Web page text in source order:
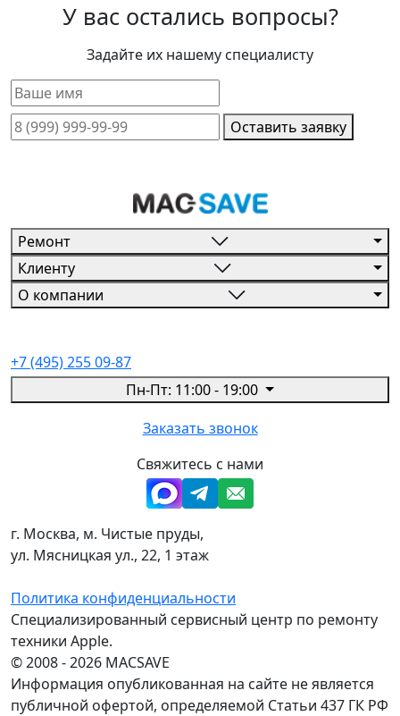
У вас остались вопросы?
Задайте их нашему специалисту
Оставить заявку
Ремонт
Клиенту
О компании
+7 (495) 255 09-87
Пн-Пт: 11:00 - 19:00
Заказать звонок
Свяжитесь с нами
г. Москва, м. Чистые пруды,
ул. Мясницкая ул., 22, 1 этаж
Политика конфиденциальности
Специализированный сервисный центр по ремонту
техники Apple.
© 2008 - 2026 MACSAVE
Информация опубликованная на сайте не является
публичной офертой, определяемой Статьи 437 ГК РФ